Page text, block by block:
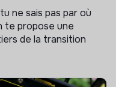
ne sais pas par où
te propose une
de la transition